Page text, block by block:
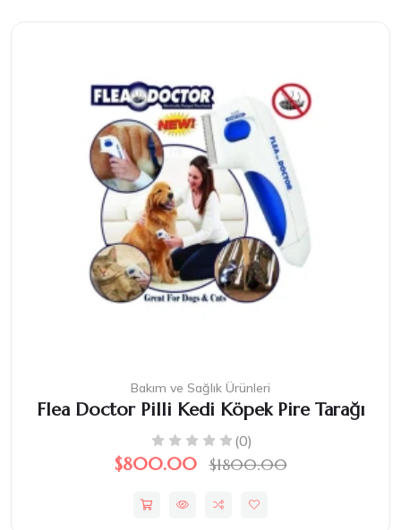
Bakım ve Sağlık Ürünleri
Flea Doctor Pilli Kedi Köpek Pire Tarağı
(0)
$800.00 $1800.00